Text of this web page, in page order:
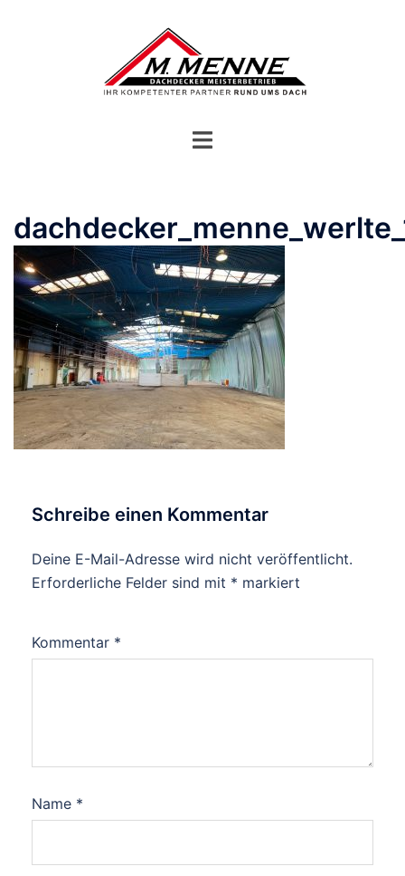
Menü
Schreibe einen Kommentar
Deine E-Mail-Adresse wird nicht veröffentlicht.
Erforderliche Felder sind mit * markiert
Kommentar *
Name *